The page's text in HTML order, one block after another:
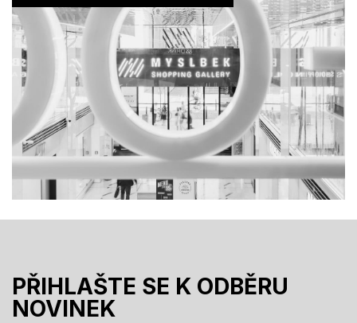
PŘIHLAŠTE SE K ODBĚRU
NOVINEK